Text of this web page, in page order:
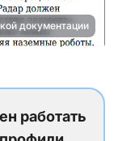
документации
работать